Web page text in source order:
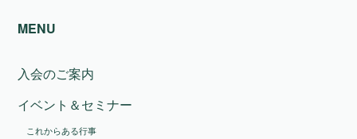
MENU
入会のご案内
イベント＆セミナー
これからある行事